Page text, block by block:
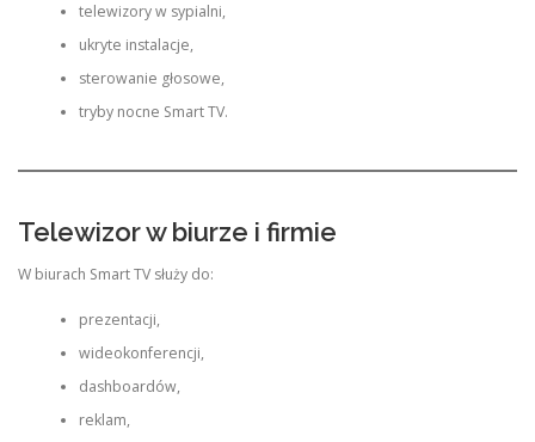
telewizory w sypialni,
ukryte instalacje,
sterowanie głosowe,
tryby nocne Smart TV.
Telewizor w biurze i firmie
W biurach Smart TV służy do:
prezentacji,
wideokonferencji,
dashboardów,
reklam,